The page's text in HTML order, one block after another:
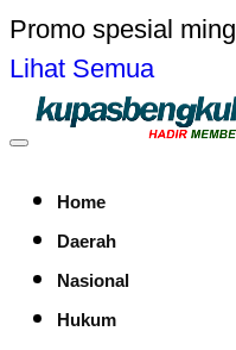
Promo spesial
Lihat Semua
Home
Daerah
Nasional
Hukum